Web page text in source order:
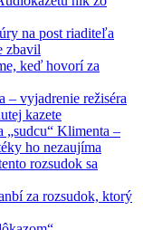
na post riaditeľa
zbavil
keď hovorí za
– vyjadrenie režiséra
kazete
„sudcu“ Klimenta –
ho nezaujíma
rozsudok sa
za rozsudok, ktorý